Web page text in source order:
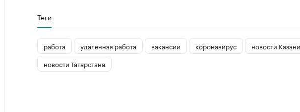
Теги
работа удаленная работа вакансии коронавирус
новости Казани
новости Татарстана